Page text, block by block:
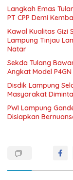
Langkah Emas
PT CPP Demi
Kawal Kualitas Gizi
Lampung Tinjau
Natar
Sekda Tulang
Angkat Model
Disdik Lampung
Masyarakat
PWI Lampung
Disiapkan